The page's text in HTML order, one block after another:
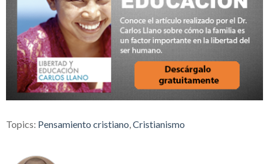
Topics: Pensamiento cristiano,Cristianismo